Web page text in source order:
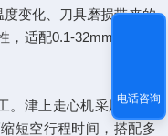
变化、刀具磨损带来的
适配0.1-32mm精密轴
津上走心机采用“工件
短空行程时间，搭配多
电话咨询